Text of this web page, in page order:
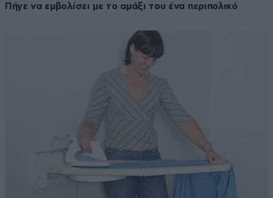
Πήγε να εμβολίσει με το αμάξι του ένα περιπολικό